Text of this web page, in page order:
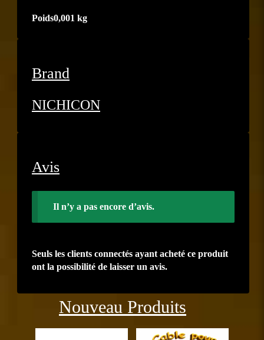
Poids0,001 kg
Brand
NICHICON
Avis
Il n’y a pas encore d’avis.
Seuls les clients connectés ayant acheté ce produit
ont la possibilité de laisser un avis.
Nouveau Produits
Précédent